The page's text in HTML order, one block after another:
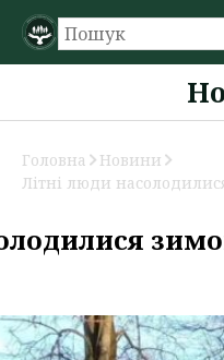
Головна
Новини
Літні люди